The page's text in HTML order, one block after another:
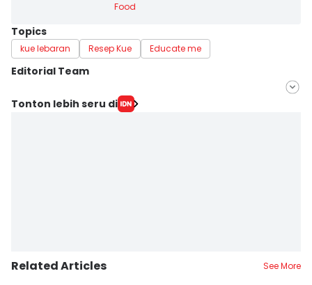
Food
Topics
kue lebaran Resep Kue Educate me
Editorial Team
Editor
Tonton lebih seru di
Related Articles See More